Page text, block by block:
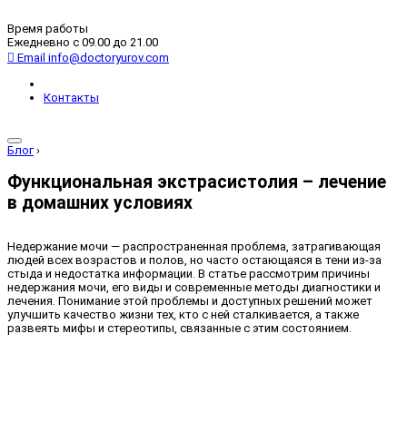
Время работы
Ежедневно с 09.00 до 21.00
Email info@doctoryurov.com
Контакты
Блог ›
Функциональная экстрасистолия – лечение
в домашних условиях
Недержание мочи — распространенная проблема, затрагивающая
людей всех возрастов и полов, но часто остающаяся в тени из-за
стыда и недостатка информации. В статье рассмотрим причины
недержания мочи, его виды и современные методы диагностики и
лечения. Понимание этой проблемы и доступных решений может
улучшить качество жизни тех, кто с ней сталкивается, а также
развеять мифы и стереотипы, связанные с этим состоянием.